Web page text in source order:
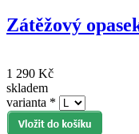
Zátěžový
1 290 Kč
skladem
varianta *